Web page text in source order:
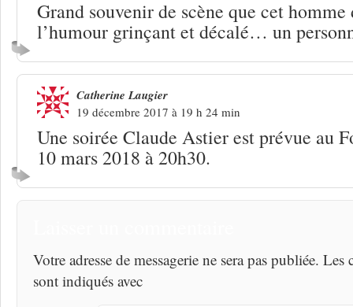
Grand souvenir de scène que cet homme
l’humour grinçant et décalé… un
Catherine Laugier
19 décembre 2017 à 19 h 24 min
Une soirée Claude Astier est prévue au
10 mars 2018 à 20h30.
Votre adresse de messagerie ne sera pas publiée.
sont indiqués avec